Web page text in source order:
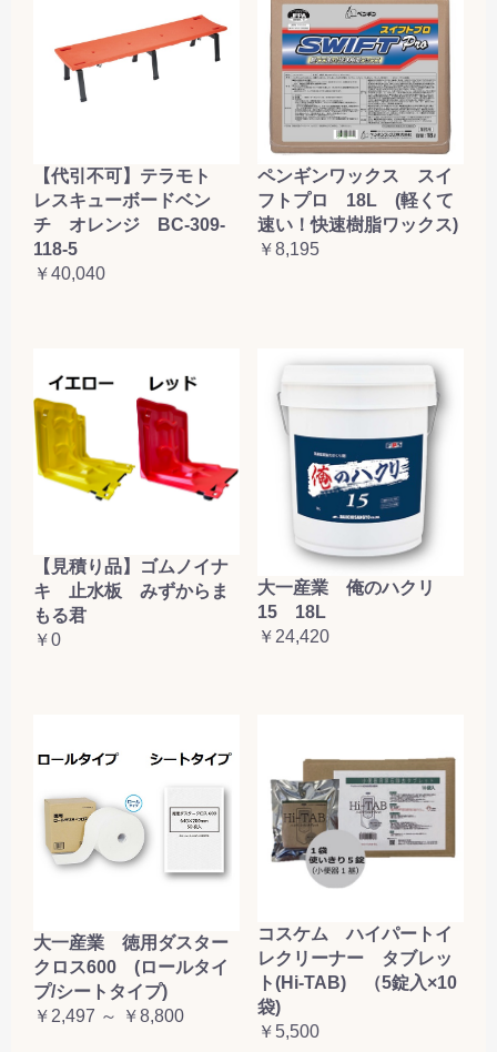
【代引不可】テラモト
レスキューボードベン
チ オレンジ BC-309-
118-5
￥40,040
ペンギンワックス スイ
フトプロ 18L (軽くて
速い！快速樹脂ワックス)
￥8,195
【見積り品】ゴムノイナ
キ 止水板 みずからま
もる君
￥0
大一産業 俺のハクリ
15 18L
￥24,420
大一産業 徳用ダスター
クロス600 (ロールタイ
プ/シートタイプ)
￥2,497 ～ ￥8,800
コスケム ハイパートイ
レクリーナー タブレッ
ト(Hi-TAB) （5錠入×10
袋)
￥5,500